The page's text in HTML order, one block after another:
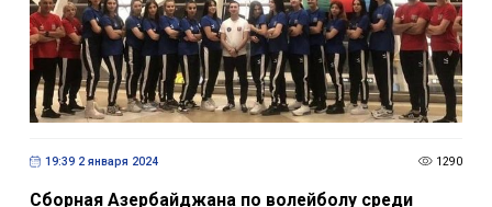
19:39 2 января 2024 1290
Сборная Азербайджана по волейболу среди